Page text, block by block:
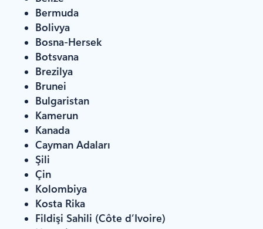
Bermuda
Bolivya
Bosna-Hersek
Botsvana
Brezilya
Brunei
Bulgaristan
Kamerun
Kanada
Cayman Adaları
Şili
Çin
Kolombiya
Kosta Rika
Fildişi Sahili (Côte d’Ivoire)